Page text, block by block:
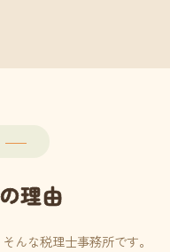
理由
んな税理士事務所です。